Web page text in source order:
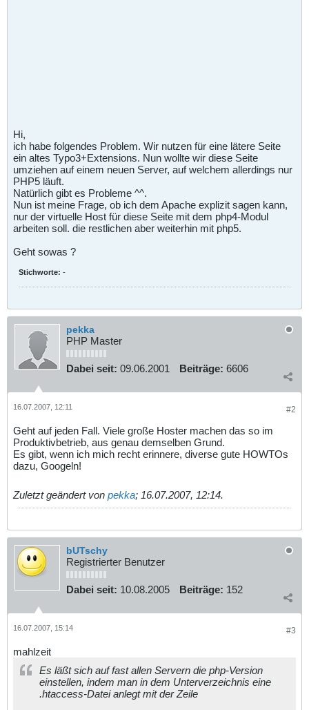
Hi,
ich habe folgendes Problem. Wir nutzen für eine lätere Seite
ein altes Typo3+Extensions. Nun wollte wir diese Seite
umziehen auf einem neuen Server, auf welchem allerdings nur
PHP5 läuft.
Natürlich gibt es Probleme ^^.
Nun ist meine Frage, ob ich dem Apache explizit sagen kann,
nur der virtuelle Host für diese Seite mit dem php4-Modul
arbeiten soll. die restlichen aber weiterhin mit php5.
Geht sowas ?
Stichworte: -
pekka
PHP Master
Dabei seit: 09.06.2001 Beiträge: 6606
#2
16.07.2007, 12:11
Geht auf jeden Fall. Viele große Hoster machen das so im
Produktivbetrieb, aus genau demselben Grund.
Es gibt, wenn ich mich recht erinnere, diverse gute HOWTOs
dazu, Googeln!
Zuletzt geändert von pekka; 16.07.2007, 12:14.
bUTschy
Registrierter Benutzer
Dabei seit: 10.08.2005 Beiträge: 152
#3
16.07.2007, 15:14
mahlzeit
Es läßt sich auf fast allen Servern die php-Version
einstellen, indem man in dem Unterverzeichnis eine
.htaccess-Datei anlegt mit der Zeile